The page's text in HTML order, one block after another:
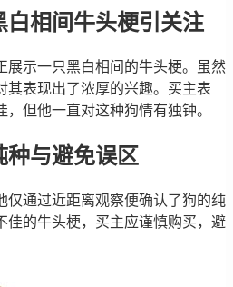
白相间牛头梗引关注
展示一只黑白相间的牛头梗。虽然
其表现出了浓厚的兴趣。买主表
但他一直对这种狗情有独钟。
种与避免误区
仅通过近距离观察便确认了狗的纯
佳的牛头梗，买主应谨慎购买，避